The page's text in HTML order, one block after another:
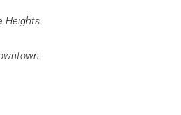
Heights.
.